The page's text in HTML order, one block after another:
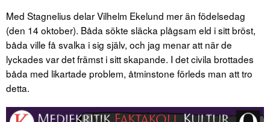
Med Stagnelius delar Vilhelm Ekelund mer än födelsedag
(den 14 oktober). Båda sökte släcka plågsam eld i sitt bröst,
båda ville få svalka i sig själv, och jag menar att när de
lyckades var det främst i sitt skapande. I det civila brottades
båda med likartade problem, åtminstone förleds man att tro
detta.